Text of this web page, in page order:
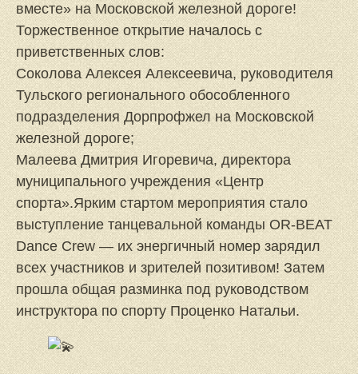
вместе» на Московской железной дороге!
Торжественное открытие началось с
приветственных слов:
Соколова Алексея Алексеевича, руководителя
Тульского регионального обособленного
подразделения Дорпрофжел на Московской
железной дороге;
Малеева Дмитрия Игоревича, директора
муниципального учреждения «Центр
спорта».Ярким стартом мероприятия стало
выступление танцевальной команды OR‑BEAT
Dance Crew — их энергичный номер зарядил
всех участников и зрителей позитивом! Затем
прошла общая разминка под руководством
инструктора по спорту Проценко Натальи.